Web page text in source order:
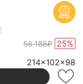
56 188₽ 25%
214x102x98